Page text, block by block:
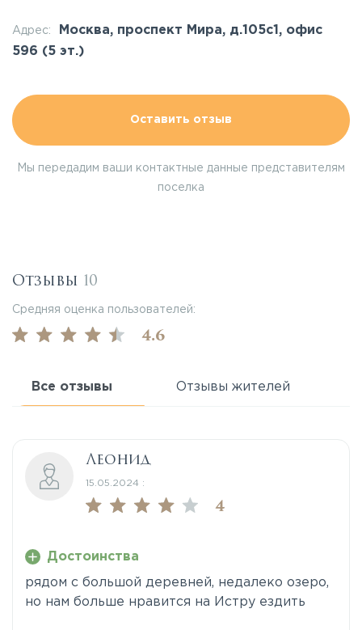
Адрес:
Москва, проспект Мира, д.105c1, офис
596 (5 эт.)
Оставить отзыв
Мы передадим ваши контактные данные представителям
поселка
Отзывы 10
Средняя оценка пользователей:
4.6
Все отзывы Отзывы жителей
Леонид
15.05.2024 :
4
Достоинства
рядом с большой деревней, недалеко озеро,
но нам больше нравится на Истру ездить